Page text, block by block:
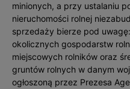
minionych, a przy ustalaniu
nieruchomości rolnej
sprzedaży bierze pod
okolicznych gospodarstw
miejscowych rolników oraz
gruntów rolnych w danym
ogłoszoną przez Prezesa